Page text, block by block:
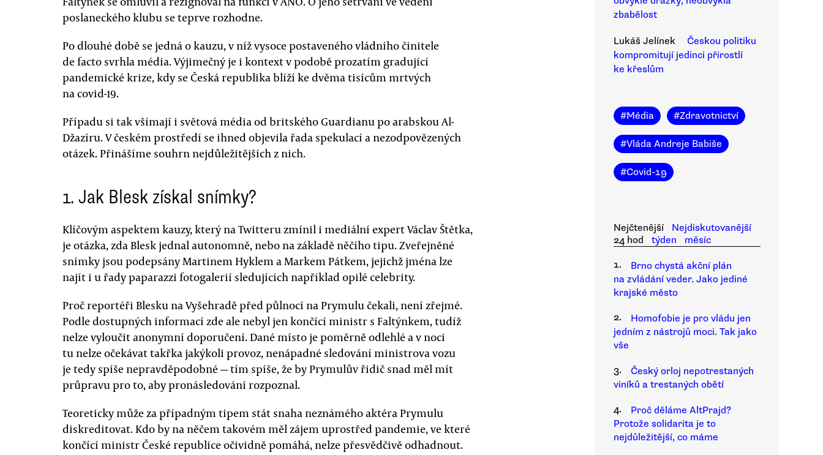
poslaneckého klubu se teprve rozhodne.
Po dlouhé době se jedná o kauzu, v níž vysoce postaveného vládního činitele
de facto svrhla média. Výjimečný je i kontext v podobě prozatím gradující
pandemické krize, kdy se Česká republika blíží ke dvěma tisícům mrtvých
na covid-19.
Případu si tak všímají i světová média od britského Guardianu po arabskou Al-
Džazíru. V českém prostředí se ihned objevila řada spekulací a nezodpovězených
otázek. Přinášíme souhrn nejdůležitějších z nich.
1. Jak Blesk získal snímky?
Klíčovým aspektem kauzy, který na Twitteru zmínil i mediální expert Václav Štětka,
je otázka, zda Blesk jednal autonomně, nebo na základě něčího tipu. Zveřejněné
snímky jsou podepsány Martinem Hyklem a Markem Pátkem, jejichž jména lze
najít i u řady paparazzi fotogalerií sledujících například opilé celebrity.
Proč reportéři Blesku na Vyšehradě před půlnocí na Prymulu čekali, není zřejmé.
Podle dostupných informací zde ale nebyl jen končící ministr s Faltýnkem, tudíž
nelze vyloučit anonymní doporučení. Dané místo je poměrně odlehlé a v noci
tu nelze očekávat takřka jakýkoli provoz, nenápadné sledování ministrova vozu
je tedy spíše nepravděpodobné — tím spíše, že by Prymulův řidič snad měl mít
průpravu pro to, aby pronásledování rozpoznal.
Teoreticky může za případným tipem stát snaha neznámého aktéra Prymulu
diskreditovat. Kdo by na něčem takovém měl zájem uprostřed pandemie, ve které
končící ministr České republice očividně pomáhá, nelze přesvědčivě odhadnout.
zbabělost
Lukáš Jelínek
Českou politiku
kompromitují jedinci přirostlí
ke křeslům
#Média #Zdravotnictví
#Vláda Andreje Babiše
#Covid-19
Nejčtenější
Nejdiskutovanější
24 hod
týden
měsíc
1.
Brno chystá akční plán
na zvládání veder. Jako jediné
krajské město
2.
Homofobie je pro vládu jen
jedním z nástrojů moci. Tak jako
vše
3.
Český orloj nepotrestaných
viníků a trestaných obětí
4.
Proč děláme AltPrajd?
Protože solidarita je to
nejdůležitější, co máme